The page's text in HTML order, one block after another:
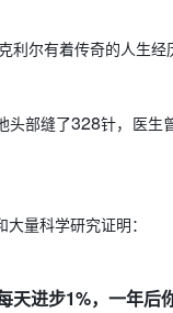
克利尔有着传奇的人生经
头部缝了328针，医生
量科学研究证明：
天进步1%，一年后